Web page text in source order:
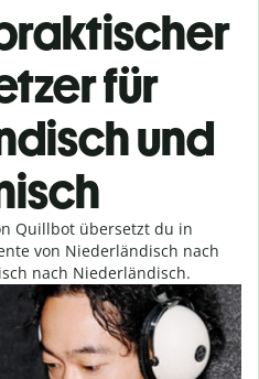
für
und
Quillbot übersetzt du in
von Niederländisch nach
nach Niederländisch.